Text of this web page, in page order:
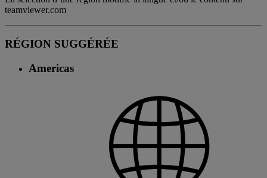
teamviewer.com
RÉGION SUGGÉRÉE
Americas